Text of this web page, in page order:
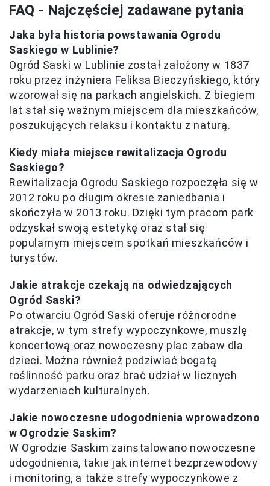
FAQ - Najczęściej zadawane pytania
Jaka była historia powstawania Ogrodu
Saskiego w Lublinie?
Ogród Saski w Lublinie został założony w 1837
roku przez inżyniera Feliksa Bieczyńskiego, który
wzorował się na parkach angielskich. Z biegiem
lat stał się ważnym miejscem dla mieszkańców,
poszukujących relaksu i kontaktu z naturą.
Kiedy miała miejsce rewitalizacja Ogrodu
Saskiego?
Rewitalizacja Ogrodu Saskiego rozpoczęła się w
2012 roku po długim okresie zaniedbania i
skończyła w 2013 roku. Dzięki tym pracom park
odzyskał swoją estetykę oraz stał się
popularnym miejscem spotkań mieszkańców i
turystów.
Jakie atrakcje czekają na odwiedzających
Ogród Saski?
Po otwarciu Ogród Saski oferuje różnorodne
atrakcje, w tym strefy wypoczynkowe, muszlę
koncertową oraz nowoczesny plac zabaw dla
dzieci. Można również podziwiać bogatą
roślinność parku oraz brać udział w licznych
wydarzeniach kulturalnych.
Jakie nowoczesne udogodnienia wprowadzono
w Ogrodzie Saskim?
W Ogrodzie Saskim zainstalowano nowoczesne
udogodnienia, takie jak internet bezprzewodowy
i monitoring, a także strefy wypoczynkowe z